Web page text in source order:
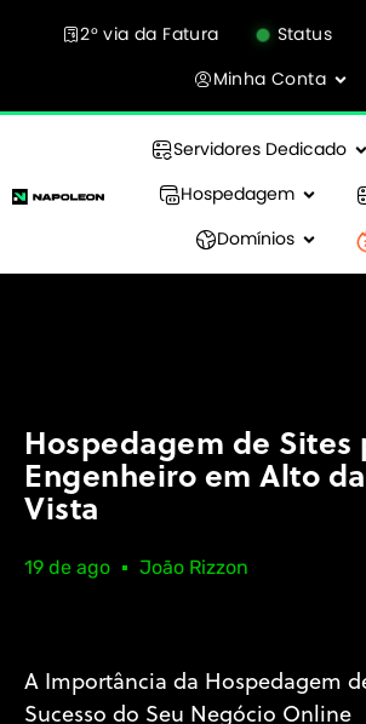
2° via da Fatura Status
Minha Conta
Servidores Dedicado
Hospedagem
Domínios
Hospedagem de Sites
Engenheiro em Alto
Vista
19 de ago João Rizzon
A Importância da Hospedagem
Sucesso do Seu Negócio Online